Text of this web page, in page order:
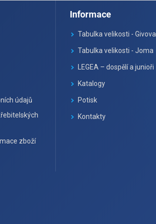
údajů
zboží
Informace
Tabulka velikosti - Givova
Tabulka velikosti - Joma
LEGEA – dospělí a junioři
Katalogy
Potisk
Kontakty